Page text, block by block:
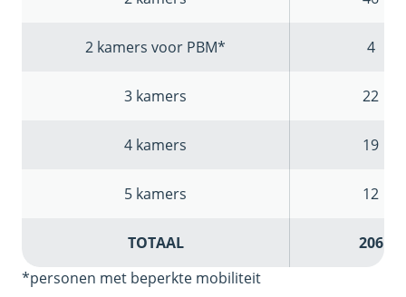
2 kamers voor PBM* 4
3 kamers 22
4 kamers 19
5 kamers 12
TOTAAL
206
*personen met beperkte mobiliteit